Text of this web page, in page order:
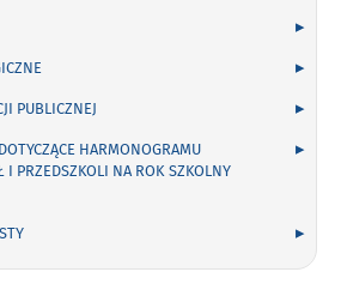
PUBLICZNEJ
HARMONOGRAMU
I PRZEDSZKOLI NA ROK SZKOLNY